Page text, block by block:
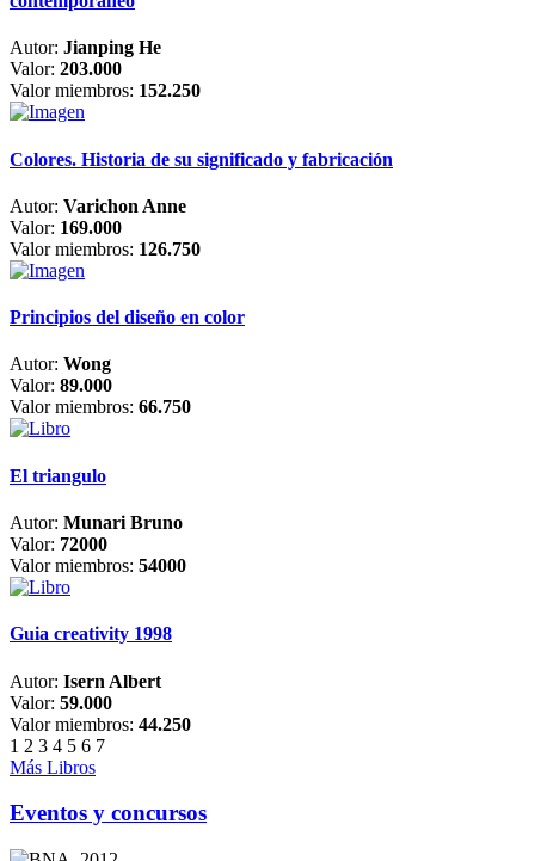
Autor: Jianping He
Valor: 203.000
Valor miembros: 152.250
Colores. Historia de su significado y fabricación
Autor: Varichon Anne
Valor: 169.000
Valor miembros: 126.750
Principios del diseño en color
Autor: Wong
Valor: 89.000
Valor miembros: 66.750
El triangulo
Autor: Munari Bruno
Valor: 72000
Valor miembros: 54000
Guia creativity 1998
Autor: Isern Albert
Valor: 59.000
Valor miembros: 44.250
1 2 3 4 5 6 7
Más Libros
Eventos y concursos